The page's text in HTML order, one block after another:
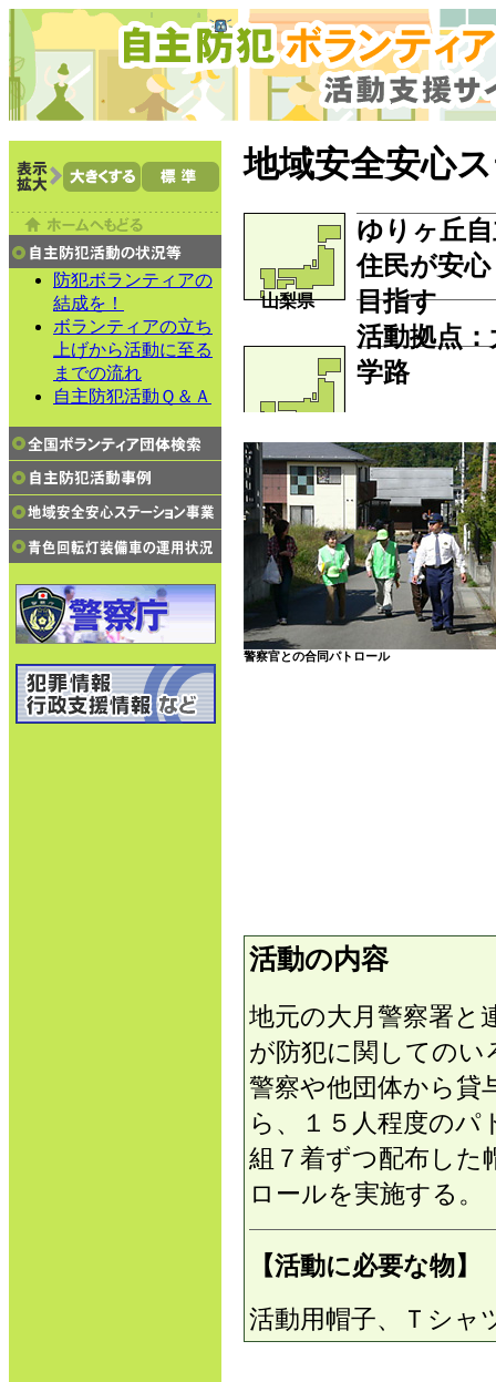
防犯ボランティアの
結成を！
ボランティアの立ち
上げから活動に至る
までの流れ
自主防犯活動Ｑ＆Ａ
地域安全安心
山梨県
ゆりヶ丘
住民が安
目指す
活動拠点：
学路
警察官との合同パトロール
活動の内容
地元の大月警察署と
が防犯に関しての
警察や他団体から貸
ら、１５人程度のパ
組７着ずつ配布した
ロールを実施する。
【活動に必要な物】
活動用帽子、Ｔシャ